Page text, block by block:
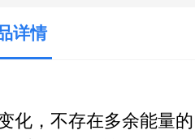
详情
化，不存在多余能量的